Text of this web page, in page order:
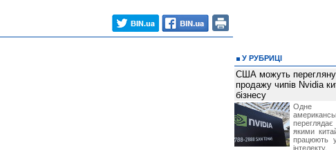
У РУБРИЦІ
США можуть
продажу чипів Nvidia
бізнесу
Одне
якими
працюють